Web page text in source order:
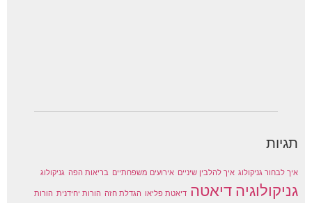
תגיות
איך לבחור גניקולוג איך להלבין שיניים אירועים משפחתיים בריאות הפה גניקולוג
גניקולוגיה דיאטה דיאטת פליאו הגדלת חזה הורות יחידנית הורות